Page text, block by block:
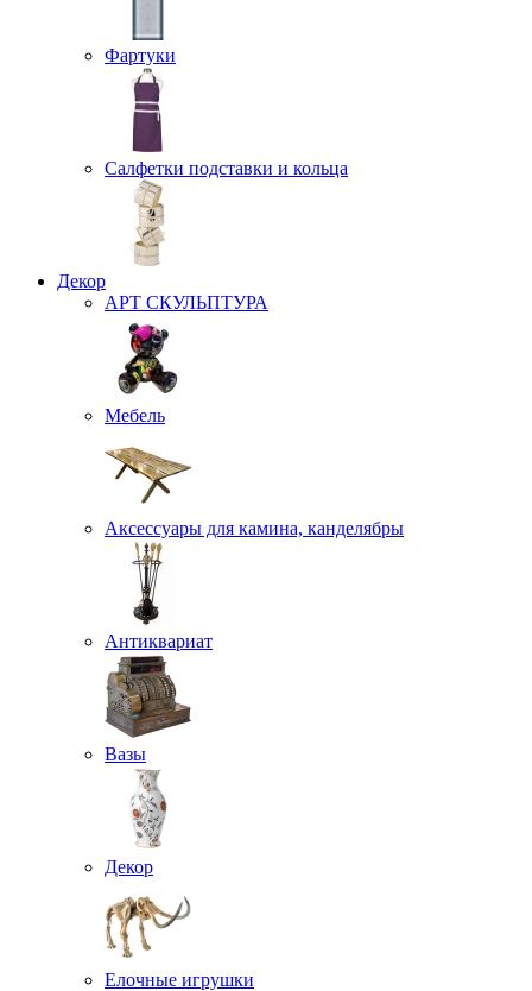
Фартуки
Салфетки подставки и кольца
Декор
АРТ СКУЛЬПТУРА
Мебель
Аксессуары для камина, канделябры
Антиквариат
Вазы
Декор
Елочные игрушки